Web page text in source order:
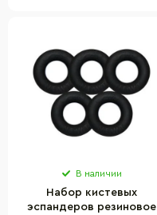
В наличии
Набор кистевых
эспандеров резиновое